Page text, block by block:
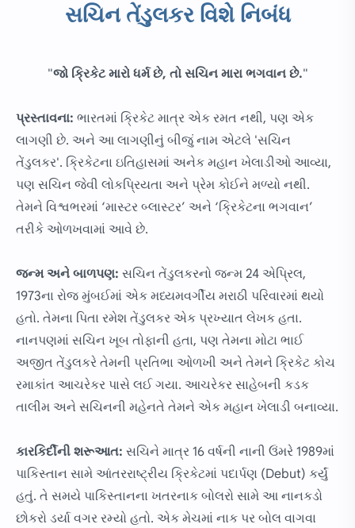
સચિન તેંડુલકર વિશે નિબંધ
"જો ક્રિકેટ મારો ધર્મ છે, તો સચિન મારા ભગવાન છે."
પ્રસ્તાવના: ભારતમાં ક્રિકેટ માત્ર એક રમત નથી, પણ એક
લાગણી છે. અને આ લાગણીનું બીજું નામ એટલે 'સચિન
તેંડુલકર'. ક્રિકેટના ઇતિહાસમાં અનેક મહાન ખેલાડીઓ આવ્યા,
પણ સચિન જેવી લોકપ્રિયતા અને પ્રેમ કોઈને મળ્યો નથી.
તેમને વિશ્વભરમાં ‘માસ્ટર બ્લાસ્ટર’ અને ‘ક્રિકેટના ભગવાન’
તરીકે ઓળખવામાં આવે છે.
જન્મ અને બાળપણ: સચિન તેંડુલકરનો જન્મ 24 એપ્રિલ,
1973ના રોજ મુંબઈમાં એક મધ્યમવર્ગીય મરાઠી પરિવારમાં થયો
હતો. તેમના પિતા રમેશ તેંડુલકર એક પ્રખ્યાત લેખક હતા.
નાનપણમાં સચિન ખૂબ તોફાની હતા, પણ તેમના મોટા ભાઈ
અજીત તેંડુલકરે તેમની પ્રતિભા ઓળખી અને તેમને ક્રિકેટ કોચ
રમાકાંત આચરેકર પાસે લઈ ગયા. આચરેકર સાહેબની કડક
તાલીમ અને સચિનની મહેનતે તેમને એક મહાન ખેલાડી બનાવ્યા.
કારકિર્દીની શરૂઆત: સચિને માત્ર 16 વર્ષની નાની ઉંમરે 1989માં
પાકિસ્તાન સામે આંતરરાષ્ટ્રીય ક્રિકેટમાં પદાર્પણ (Debut) કર્યું
હતું. તે સમયે પાકિસ્તાનના ખતરનાક બોલરો સામે આ નાનકડો
છોકરો ડર્યા વગર રમ્યો હતો. એક મેચમાં નાક પર બોલ વાગવા